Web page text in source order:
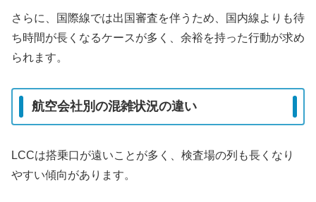
さらに、国際線では出国審査を伴うため、国内線よりも待
ち時間が長くなるケースが多く、余裕を持った行動が求め
られます。
航空会社別の混雑状況の違い
LCCは搭乗口が遠いことが多く、検査場の列も長くなり
やすい傾向があります。